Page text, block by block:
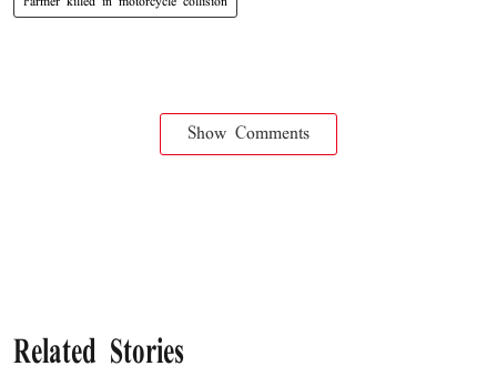
Show Comments
Related Stories